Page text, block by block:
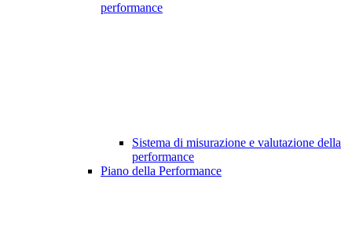
performance
Sistema di misurazione e valutazione della
performance
Piano della Performance